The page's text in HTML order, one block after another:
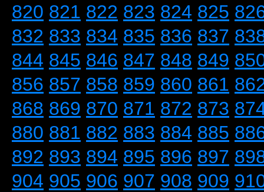
820 821 822 823 824 825
832 833 834 835 836 837
844 845 846 847 848 849
856 857 858 859 860 861
868 869 870 871 872 873
880 881 882 883 884 885
892 893 894 895 896 897
904 905 906 907 908 909